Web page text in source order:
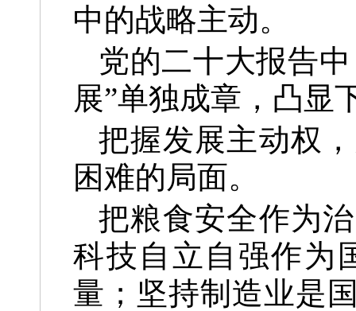
中的战略主动。
党的二十大报告
展”单独成章，凸显
把握发展主动权
困难的局面。
把粮食安全作为
科技自立自强作为
量；坚持制造业是